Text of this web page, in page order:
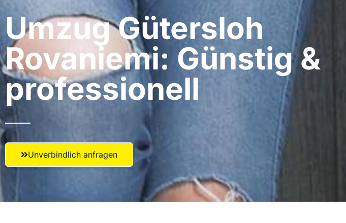
Umzug Gütersloh​
Rovaniemi: Günstig &
professionell​
Unverbindlich anfragen